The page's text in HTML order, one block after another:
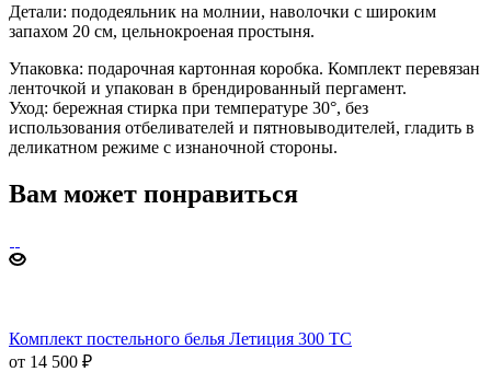
Детали: пододеяльник на молнии, наволочки с широким
запахом 20 см, цельнокроеная простыня.
Упаковка: подарочная картонная коробка. Комплект перевязан
ленточкой и упакован в брендированный пергамент.
Уход: бережная стирка при температуре 30°, без
использования отбеливателей и пятновыводителей, гладить в
деликатном режиме с изнаночной стороны.
Вам может понравиться
Комплект постельного белья Летиция 300 TC
от 14 500 ₽